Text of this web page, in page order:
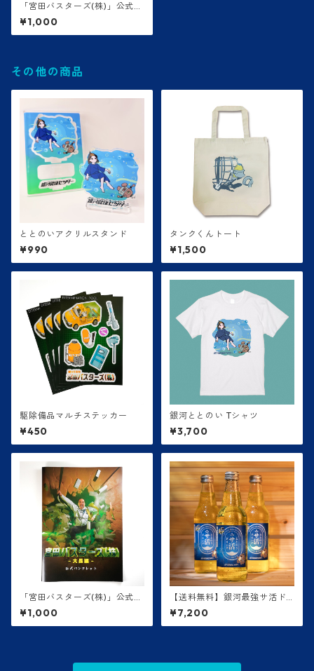
「宮田バスターズ(株)」公式パ
ンフレット
¥1,000
その他の商品
ととのいアクリルスタンド
¥990
タンクくんトート
¥1,500
駆除備品マルチステッカー
¥450
銀河ととのい Tシャツ
¥3,700
「宮田バスターズ(株)」公式パ
ンフレット
¥1,000
【送料無料】銀河最強サ活ド
リンク【1ケース24本】
¥7,200